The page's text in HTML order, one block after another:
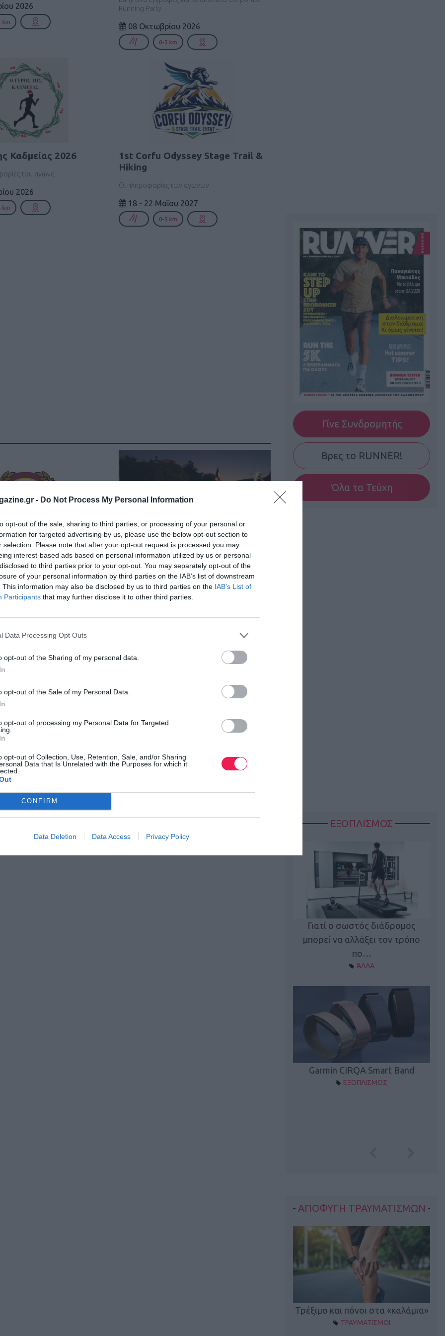
- Do Not Process My Personal Information
opt-out of the sale, sharing to third parties, or processing of your personal or
for targeted advertising by us, please use the below opt-out section to
selection. Please note that after your opt-out request is processed you may
interest-based ads based on personal information utilized by us or personal
to third parties prior to your opt-out. You may separately opt-out of the
of your personal information by third parties on the IAB’s list of downstream
This information may also be disclosed by us to third parties on the IAB’s List of
Participants that may further disclose it to other third parties.
Data Processing Opt Outs
opt-out of the Sharing of my personal data.
opt-out of the Sale of my Personal Data.
opt-out of processing my Personal Data for Targeted
opt-out of Collection, Use, Retention, Sale, and/or Sharing
Data that Is Unrelated with the Purposes for which it
CONFIRM
Data Deletion Data Access Privacy Policy
2026
Running Party
08 Οκτωβρίου 2026
Καδμείας 2026
του αγώνα
2026
1st Corfu Odyssey Stage Trail &
Hiking
Οι πληροφορίες των αγώνων
18 - 22 Μαΐου 2027
2026
ημερομηνία διεξαγωγής του
Σπάρταθλον 2026
Δείτε τους όρους συμμετοχής
Σταμόπουλο…
ημερομηνία διεξαγωγής του
Race
Γίνε Συνδρομητής
Βρες το RUNNER!
Όλα τα Τεύχη
ΕΞΟΠΛΙΣΜΟΣ
Γιατί ο σωστός διάδρομος
μπορεί να αλλάξει τον τρόπο
πο…
ΆΛΛΑ
Garmin CIRQA Smart Band
ΕΞΟΠΛΙΣΜΟΣ
ΑΠΟΦΥΓΗ ΤΡΑΥΜΑΤΙΣΜΩΝ
Τρέξιμο και πόνοι στα «καλάμια»
ΤΡΑΥΜΑΤΙΣΜΟΙ